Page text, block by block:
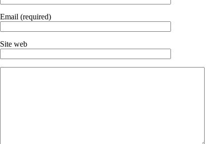
Email (required)
Site web